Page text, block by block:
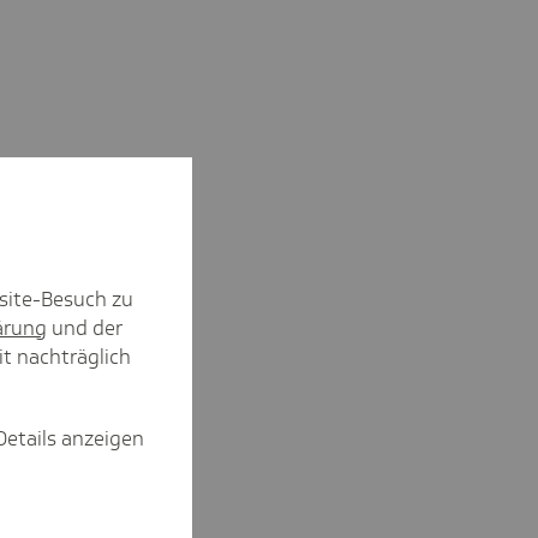
Besuch zu
und der
nachträglich
anzeigen